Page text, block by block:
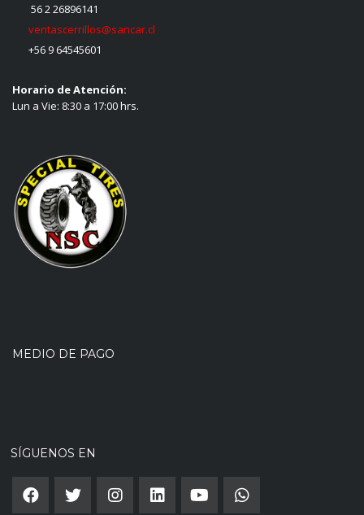
56 2 26896141
ventascerrillos@sancar.cl
+56 9 64545601
Horario de Atención:
Lun a Vie: 8:30 a 17:00 hrs.
MEDIO DE PAGO
SÍGUENOS EN